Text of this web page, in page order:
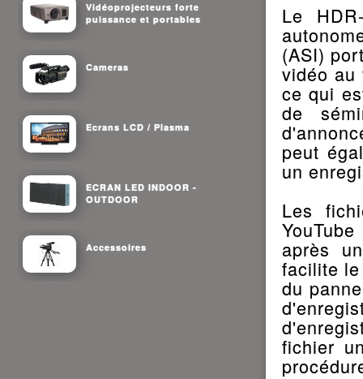
Vidéoprojecteurs forte
puissance et portables
Cameras
Ecrans LCD / Plasma
ECRAN LED INDOOR -
OUTDOOR
Accessoires
Le
(ASI)
vidéo au
ce qui
de
peut
un
Les
après
facilite
du
fichier